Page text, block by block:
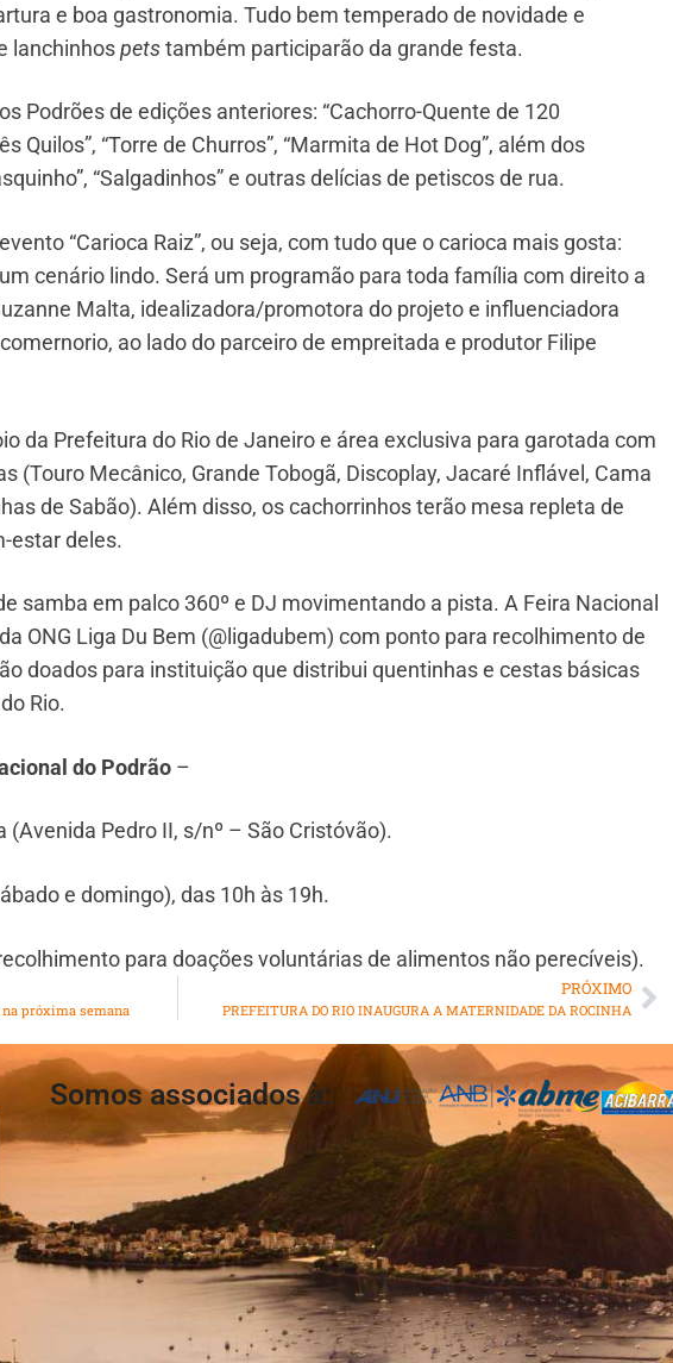
e boa gastronomia. Tudo bem temperado de novidade e
lanchinhospetstambém participarão da grande festa.
Podrões de edições anteriores: “Cachorro-Quente de 120
Quilos”, “Torre de Churros”, “Marmita de Hot Dog”, além dos
“Salgadinhos” e outras delícias de petiscos de rua.
“Carioca Raiz”, ou seja, com tudo que o carioca mais gosta:
cenário lindo. Será um programão para toda família com direito a
Malta, idealizadora/promotora do projeto e influenciadora
ao lado do parceiro de empreitada e produtor Filipe
da Prefeitura do Rio de Janeiro e área exclusiva para garotada com
(Touro Mecânico, Grande Tobogã, Discoplay, Jacaré Inflável, Cama
de Sabão). Além disso, os cachorrinhos terão mesa repleta de
estar deles.
samba em palco 360º e DJ movimentando a pista. A Feira Nacional
ONG Liga Du Bem (@ligadubem) com ponto para recolhimento de
doados para instituição que distribui quentinhas e cestas básicas
Rio.
do Podrão –
(Avenida Pedro II, s/nº – São Cristóvão).
e domingo), das 10h às 19h.
para doações voluntárias de alimentos não perecíveis).
na próxima semana
PRÓXIMO
PREFEITURA DO RIO INAUGURA A MATERNIDADE DA ROCINHA
Somos associados à: